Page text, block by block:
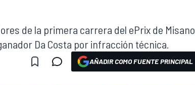
de la primera carrera del ePrix de Misano
Da Costa por infracción técnica.
AÑADIR COMO FUENTE PRINCIPAL